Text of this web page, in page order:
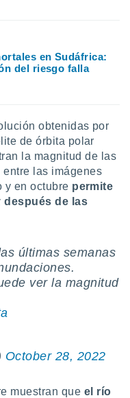
en Sudáfrica:
del riesgo falla
obtenidas por
de órbita polar
la magnitud de las
las imágenes
y en octubre permite
después de las
últimas semanas
ver la magnitud
October 28, 2022
muestran que el río